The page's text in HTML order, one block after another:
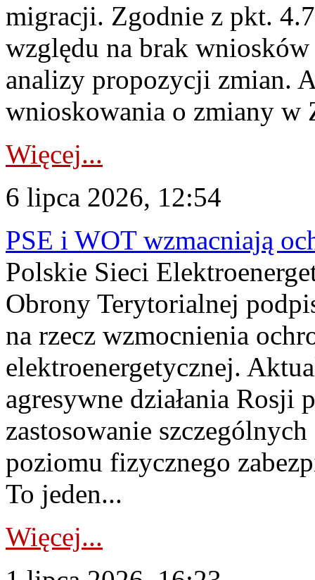
migracji. Zgodnie z pkt.
względu na brak
analizy propozycji zmian.
wnioskowania o zmiany w
Więcej...
6 lipca 2026, 12:54
PSE i WOT wzmacniają
Polskie Sieci
Obrony Terytorialnej
na rzecz wzmocnienia
elektroenergetycznej.
agresywne działania Rosji
zastosowanie
poziomu fizycznego
To jeden...
Więcej...